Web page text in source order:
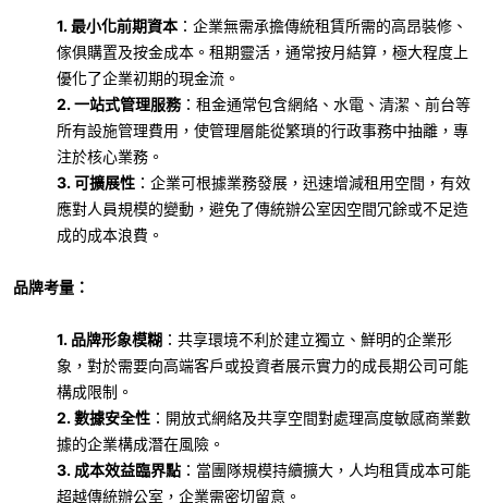
1. 最小化前期資本 ：企業無需承擔傳統租賃所需的高昂裝修、
傢俱購置及按金成本。租期靈活，通常按月結算，極大程度上
優化了企業初期的現金流。
2. 一站式管理服務 ：租金通常包含網絡、水電、清潔、前台等
所有設施管理費用，使管理層能從繁瑣的行政事務中抽離，專
注於核心業務。
3. 可擴展性 ：企業可根據業務發展，迅速增減租用空間，有效
應對人員規模的變動，避免了傳統辦公室因空間冗餘或不足造
成的成本浪費。
品牌考量：
1. 品牌形象模糊 ：共享環境不利於建立獨立、鮮明的企業形
象，對於需要向高端客戶或投資者展示實力的成長期公司可能
構成限制。
2. 數據安全性 ：開放式網絡及共享空間對處理高度敏感商業數
據的企業構成潛在風險。
3. 成本效益臨界點 ：當團隊規模持續擴大，人均租賃成本可能
超越傳統辦公室，企業需密切留意。